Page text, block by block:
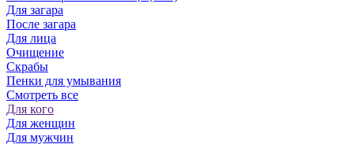
Для загара
После загара
Для лица
Очищение
Скрабы
Пенки для умывания
Смотреть все
Для кого
Для женщин
Для мужчин